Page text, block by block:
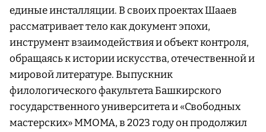
единые инсталляции. В своих проектах Шааев
рассматривает тело как документ эпохи,
инструмент взаимодействия и объект контроля,
обращаясь к истории искусства, отечественной и
мировой литературе. Выпускник
филологического факультета Башкирского
государственного университета и «Свободных
мастерских» ММОМА, в 2023 году он продолжил